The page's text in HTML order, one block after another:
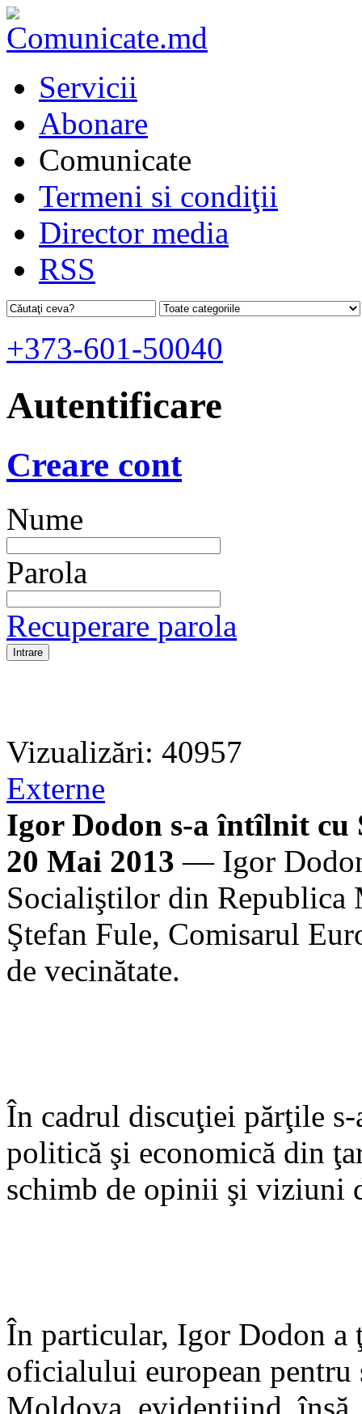
Servicii
Abonare
Comunicate
Termeni si condiţii
Director media
RSS
+373-601-50040
Autentificare
Creare cont
Nume
Parola
Recuperare parola
Vizualizări: 40957
Externe
Igor Dodon s-a întîlnit cu
20 Mai 2013 — Igor
Socialiştilor din Republica
Ştefan Fule, Comisarul
de vecinătate.
În cadrul discuţiei părţile
politică şi economică din
schimb de opinii şi viziuni
În particular, Igor Dodon a
oficialului european
Moldova, evidenţiind,